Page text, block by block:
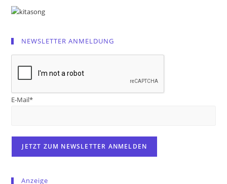
NEWSLETTER ANMELDUNG
E-Mail*
Anzeige